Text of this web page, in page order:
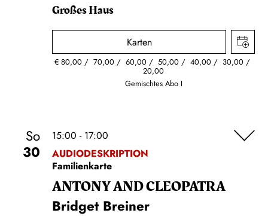
Großes Haus
Karten
€80,00 70,00 60,00 50,00 40,00 30,00
20,00
Gemischtes Abo I
So
30
15:00 - 17:00
AUDIODESKRIPTION
Familienkarte
ANTONY AND CLEOPATRA
Bridget Breiner